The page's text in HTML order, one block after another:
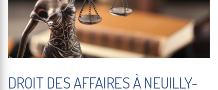
DROIT DES AFFAIRES À NEUILLY-